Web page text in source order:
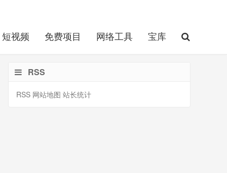
短视频 免费项目 网络工具 宝库
RSS
RSS 网站地图 站长统计